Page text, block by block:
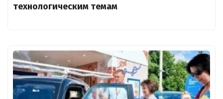
технологическим темам